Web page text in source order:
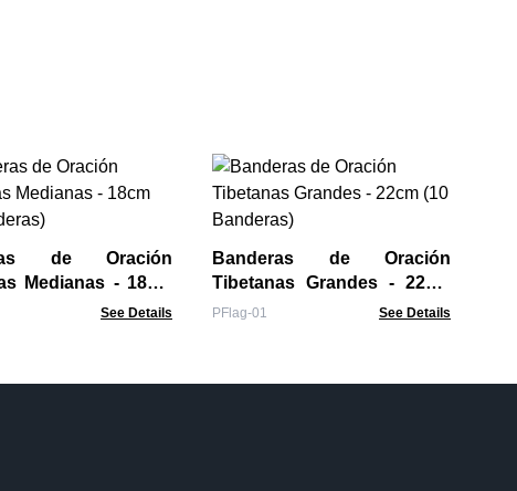
de Oración
Medianas - 18cm
See Details
Banderas de Oración
Tibetanas Grandes - 22cm
(10 Banderas)
PFlag-01 See Details